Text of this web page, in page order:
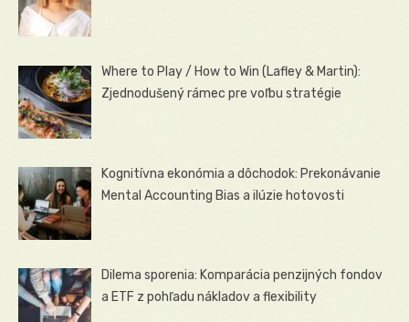
Where to Play / How to Win (Lafley & Martin):
Zjednodušený rámec pre voľbu stratégie
Kognitívna ekonómia a dôchodok: Prekonávanie
Mental Accounting Bias a ilúzie hotovosti
Dilema sporenia: Komparácia penzijných fondov
a ETF z pohľadu nákladov a flexibility